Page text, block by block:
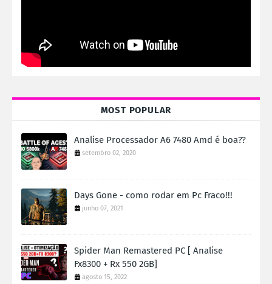
MOST POPULAR
Analise Processador A6 7480 Amd é boa??
setembro 02, 2020
Days Gone - como rodar em Pc Fraco!!!
junho 07, 2021
Spider Man Remastered PC [ Analise
Fx8300 + Rx 550 2GB]
agosto 15, 2022